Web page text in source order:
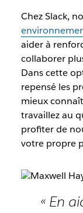
Chez Slack,
aider à
collaborer
Dans cette
repensé les
mieux
travaillez au
profiter de
votre propre
« En